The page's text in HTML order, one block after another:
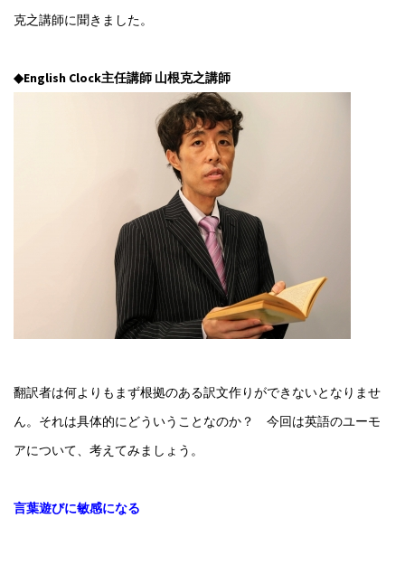
克之講師に聞きました。
◆English Clock主任講師 山根克之講師
翻訳者は何よりもまず根拠のある訳文作りができないとなりませ
ん。それは具体的にどういうことなのか？ 今回は英語のユーモ
アについて、考えてみましょう。
言葉遊びに敏感になる